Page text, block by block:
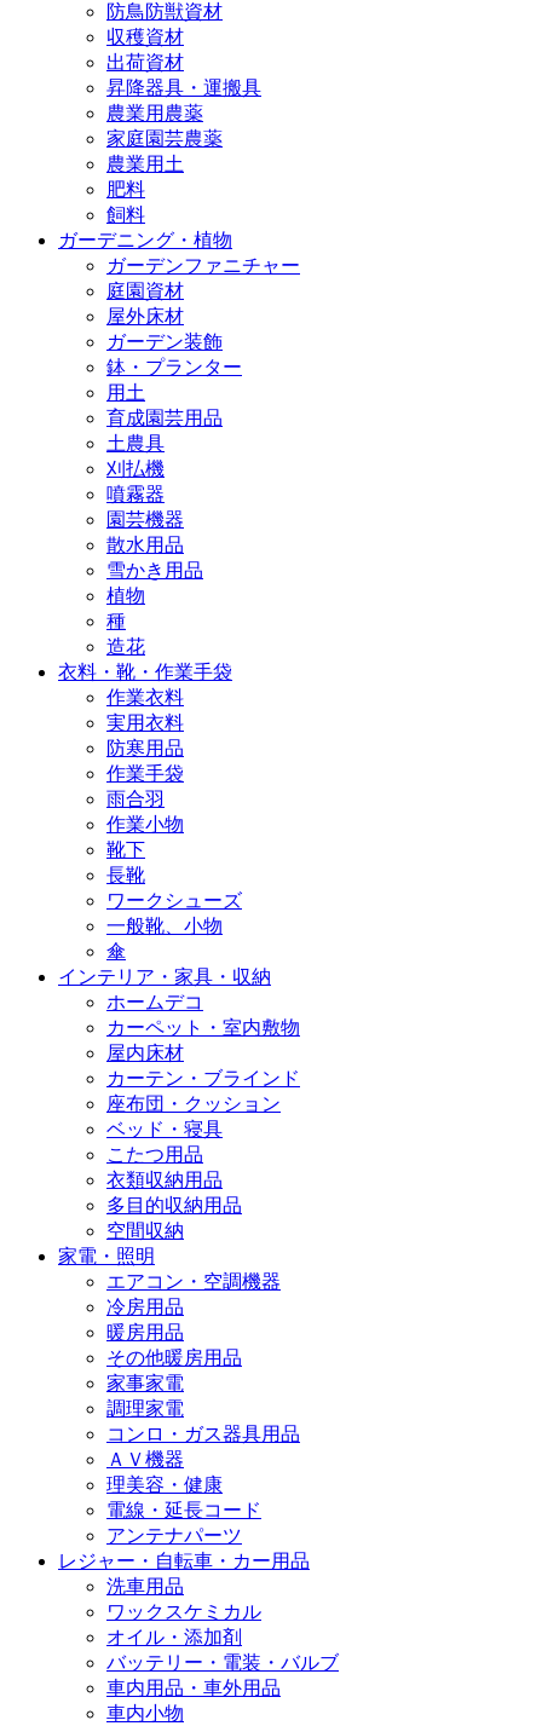
防鳥防獣資材
収穫資材
出荷資材
昇降器具・運搬具
農業用農薬
家庭園芸農薬
農業用土
肥料
飼料
ガーデニング・植物
ガーデンファニチャー
庭園資材
屋外床材
ガーデン装飾
鉢・プランター
用土
育成園芸用品
土農具
刈払機
噴霧器
園芸機器
散水用品
雪かき用品
植物
種
造花
衣料・靴・作業手袋
作業衣料
実用衣料
防寒用品
作業手袋
雨合羽
作業小物
靴下
長靴
ワークシューズ
一般靴、小物
傘
インテリア・家具・収納
ホームデコ
カーペット・室内敷物
屋内床材
カーテン・ブラインド
座布団・クッション
ベッド・寝具
こたつ用品
衣類収納用品
多目的収納用品
空間収納
家電・照明
エアコン・空調機器
冷房用品
暖房用品
その他暖房用品
家事家電
調理家電
コンロ・ガス器具用品
ＡＶ機器
理美容・健康
電線・延長コード
アンテナパーツ
レジャー・自転車・カー用品
洗車用品
ワックスケミカル
オイル・添加剤
バッテリー・電装・バルブ
車内用品・車外用品
車内小物